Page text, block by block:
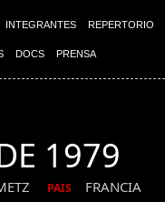
INTEGRANTES REPERTORIO
DOCS PRENSA
1979
PAIS FRANCIA